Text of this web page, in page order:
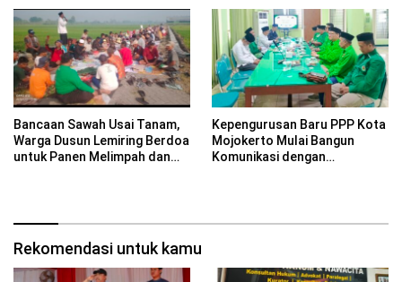
Bancaan Sawah Usai Tanam,
Warga Dusun Lemiring Berdoa
untuk Panen Melimpah dan
Kepengurusan Baru PPP Kota
Mojokerto Mulai Bangun
Komunikasi dengan
Rekomendasi untuk kamu